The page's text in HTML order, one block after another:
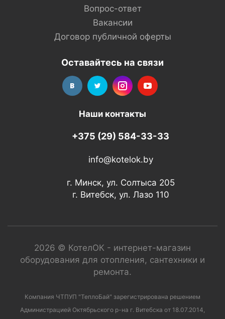
Вопрос-ответ
Вакансии
Договор публичной оферты
Оставайтесь на связи
Наши контакты
+375 (29) 584-33-33
info@kotelok.by
г. Минск, ул. Солтыса 205
г. Витебск, ул. Лазо 110
2026 © КотелОК - интернет-магазин
оборудования для отопления, сантехники и
ремонта.
Компания ЧТПУП "ТеплоБай" зарегистрирована решением
Администрацией Октябрьского р-на г. Витебска от 18.07.2014,